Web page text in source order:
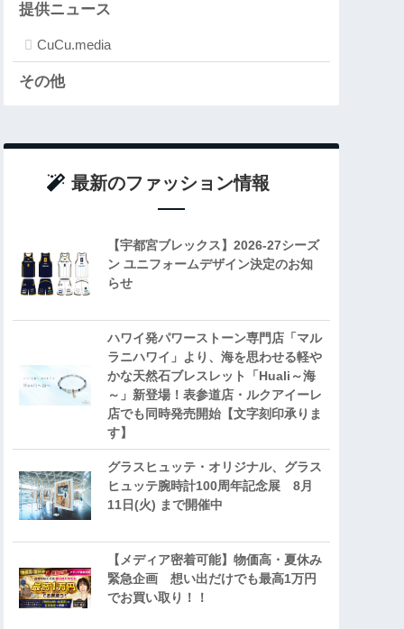
提供ニュース
CuCu.media
その他
最新のファッション情報
【宇都宮ブレックス】2026-27シーズ
ン ユニフォームデザイン決定のお知
らせ
ハワイ発パワーストーン専門店「マル
ラニハワイ」より、海を思わせる軽や
かな天然石ブレスレット「Huali～海
～」新登場！表参道店・ルクアイーレ
店でも同時発売開始【文字刻印承りま
す】
グラスヒュッテ・オリジナル、グラス
ヒュッテ腕時計100周年記念展 8月
11日(火) まで開催中
【メディア密着可能】物価高・夏休み
緊急企画 想い出だけでも最高1万円
でお買い取り！！